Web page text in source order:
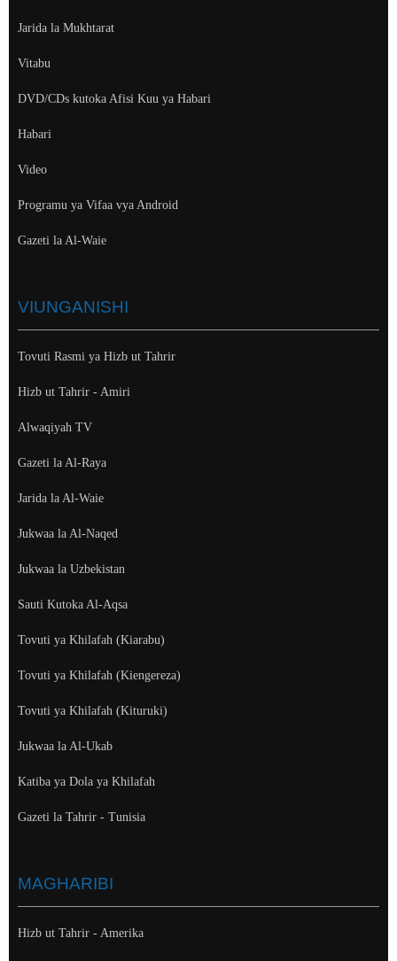
Jarida la Mukhtarat
Vitabu
DVD/CDs kutoka Afisi Kuu ya Habari
Habari
Video
Programu ya Vifaa vya Android
Gazeti la Al-Waie
VIUNGANISHI
Tovuti Rasmi ya Hizb ut Tahrir
Hizb ut Tahrir - Amiri
Alwaqiyah TV
Gazeti la Al-Raya
Jarida la Al-Waie
Jukwaa la Al-Naqed
Jukwaa la Uzbekistan
Sauti Kutoka Al-Aqsa
Tovuti ya Khilafah (Kiarabu)
Tovuti ya Khilafah (Kiengereza)
Tovuti ya Khilafah (Kituruki)
Jukwaa la Al-Ukab
Katiba ya Dola ya Khilafah
Gazeti la Tahrir - Tunisia
MAGHARIBI
Hizb ut Tahrir - Amerika